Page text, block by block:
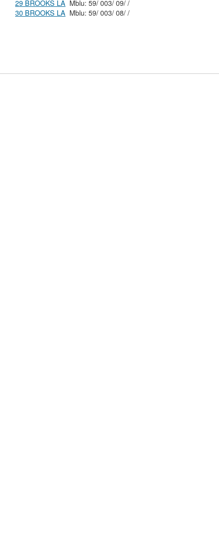
29 BROOKS LA
Mblu: 59/ 003/ 09/ /
30 BROOKS LA
Mblu: 59/ 003/ 08/ /